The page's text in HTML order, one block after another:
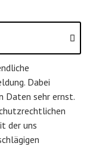
Dabei
Daten sehr ernst.
der uns